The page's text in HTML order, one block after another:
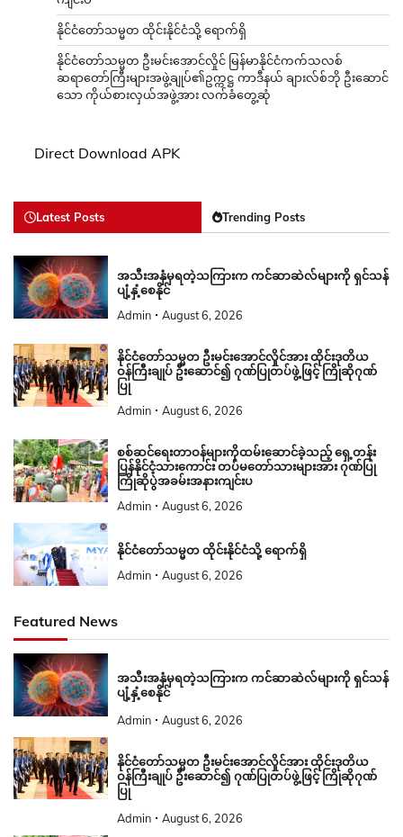
နိုင်ငံတော်သမ္မတ ထိုင်းနိုင်ငံသို့ ရောက်ရှိ
နိုင်ငံတော်သမ္မတ ဦးမင်းအောင်လှိုင် မြန်မာနိုင်ငံကက်သလစ်
ဆရာတော်ကြီးများအဖွဲ့ချုပ်၏ဥက္ကဋ္ဌ ကာဒီနယ် ချားလ်စ်ဘို ဦးဆောင်
သော ကိုယ်စားလှယ်အဖွဲ့အား လက်ခံတွေ့ဆုံ
Direct Download APK
Latest Posts Trending Posts
အသီးအနှံမှရတဲ့သကြားက ကင်ဆာဆဲလ်များကို ရှင်သန်
ပျံ့နှံ့စေနိုင်
Admin August 6, 2026
နိုင်ငံတော်သမ္မတ ဦးမင်းအောင်လှိုင်အား ထိုင်းဒုတိယ
ဝန်ကြီးချုပ် ဦးဆောင်၍ ဂုဏ်ပြုတပ်ဖွဲ့ဖြင့် ကြိုဆိုဂုဏ်
ပြု
Admin August 6, 2026
စစ်ဆင်ရေးတာဝန်များကိုထမ်းဆောင်ခဲ့သည့် ရှေ့တန်း
ပြန်နိုင်ငံ့သားကောင်း တပ်မတော်သားများအား ဂုဏ်ပြု
ကြိုဆိုပွဲအခမ်းအနားကျင်းပ
Admin August 6, 2026
နိုင်ငံတော်သမ္မတ ထိုင်းနိုင်ငံသို့ ရောက်ရှိ
Admin August 6, 2026
Featured News
အသီးအနှံမှရတဲ့သကြားက ကင်ဆာဆဲလ်များကို ရှင်သန်
ပျံ့နှံ့စေနိုင်
Admin August 6, 2026
နိုင်ငံတော်သမ္မတ ဦးမင်းအောင်လှိုင်အား ထိုင်းဒုတိယ
ဝန်ကြီးချုပ် ဦးဆောင်၍ ဂုဏ်ပြုတပ်ဖွဲ့ဖြင့် ကြိုဆိုဂုဏ်
ပြု
Admin August 6, 2026